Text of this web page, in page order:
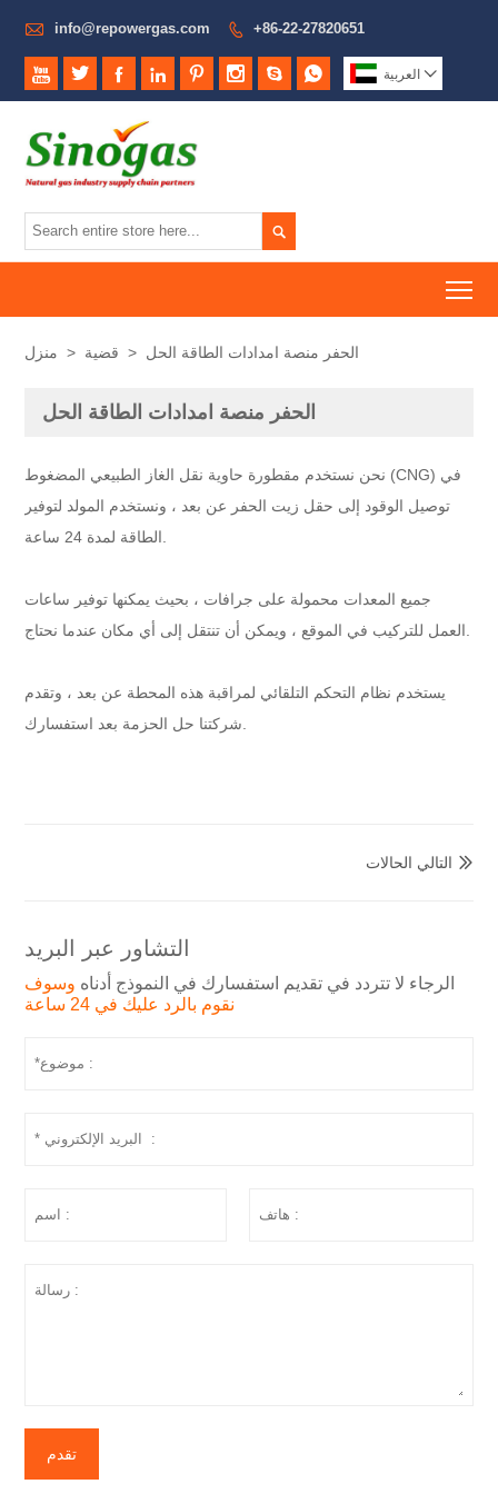
 info@repowergas.com  +86-22-27820651
        العربية 

منزل > قضية > الحفر منصة امدادات الطاقة الحل
الحفر منصة امدادات الطاقة الحل
نحن نستخدم مقطورة حاوية نقل الغاز الطبيعي المضغوط (CNG) في
توصيل الوقود إلى حقل زيت الحفر عن بعد ، ونستخدم المولد لتوفير
جميع المعدات محمولة على جرافات ، بحيث يمكنها توفير ساعات
يستخدم نظام التحكم التلقائي لمراقبة هذه المحطة عن بعد ، وتقدم
 التالي الحالات
التشاور عبر البريد
الرجاء لا تتردد في تقديم استفسارك في النموذج أدناه وسوف
نقوم بالرد عليك في 24 ساعة
تقدم